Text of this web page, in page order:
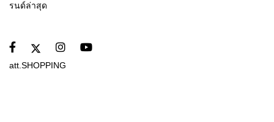
รนด์ล่าสุด
att.SHOPPING